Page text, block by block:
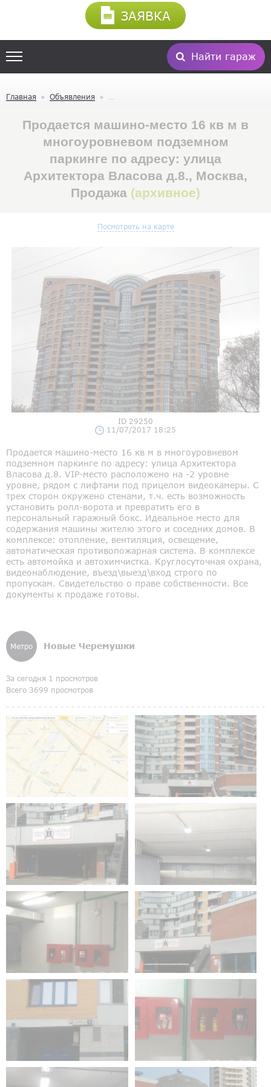
Найти гараж
ЗАЯВКА
Главная Объявления
Продается машино-место 16 кв м в
многоуровневом подземном
паркинге по адресу: улица
Архитектора Власова д.8., Москва,
Продажа (архивное)
Посмотреть на карте
ID 29250
11/07/2017 18:25
Продается машино-место 16 кв м в многоуровневом
подземном паркинге по адресу: улица Архитектора
Власова д.8. VIP-место расположено на -2 уровне
уровне, рядом с лифтами под прицелом видеокамеры. С
трех сторон окружено стенами, т.ч. есть возможность
установить ролл-ворота и превратить его в
персональный гаражный бокс. Идеальное место для
содержания машины жителю этого и соседних домов. В
комплексе: отопление, вентиляция, освещение,
автоматическая противопожарная система. В комплексе
есть автомойка и автохимчистка. Круглосуточная охрана,
видеонаблюдение, въезд\выезд\вход строго по
пропускам. Свидетельство о праве собственности. Все
документы к продаже готовы.
Метро Новые Черемушки
За сегодня 1 просмотров
Всего 3699 просмотров